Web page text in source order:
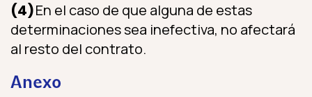
(4)En el caso de que alguna de estas
determinaciones sea inefectiva, no afectará
al resto del contrato.
Anexo